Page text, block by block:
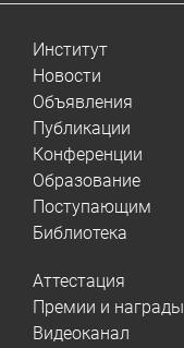
Институт
Новости
Объявления
Публикации
Конференции
Образование
Поступающим
Библиотека
Аттестация
Премии и награды
Видеоканал